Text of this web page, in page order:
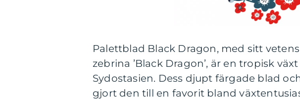
Palettblad Black Dragon, med sitt
zebrina ’Black Dragon’, är en tropisk
Sydostasien. Dess djupt färgade blad
gjort den till en favorit bland